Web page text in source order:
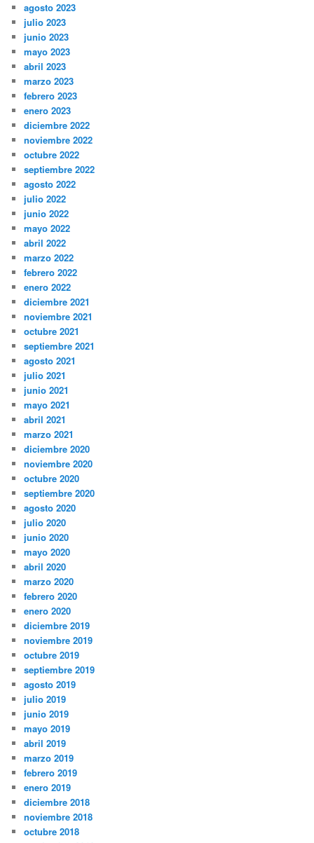
agosto 2023
julio 2023
junio 2023
mayo 2023
abril 2023
marzo 2023
febrero 2023
enero 2023
diciembre 2022
noviembre 2022
octubre 2022
septiembre 2022
agosto 2022
julio 2022
junio 2022
mayo 2022
abril 2022
marzo 2022
febrero 2022
enero 2022
diciembre 2021
noviembre 2021
octubre 2021
septiembre 2021
agosto 2021
julio 2021
junio 2021
mayo 2021
abril 2021
marzo 2021
diciembre 2020
noviembre 2020
octubre 2020
septiembre 2020
agosto 2020
julio 2020
junio 2020
mayo 2020
abril 2020
marzo 2020
febrero 2020
enero 2020
diciembre 2019
noviembre 2019
octubre 2019
septiembre 2019
agosto 2019
julio 2019
junio 2019
mayo 2019
abril 2019
marzo 2019
febrero 2019
enero 2019
diciembre 2018
noviembre 2018
octubre 2018